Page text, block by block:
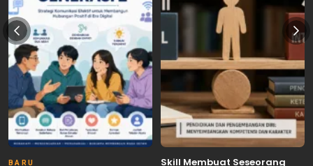
BARU
Skill Membuat Seseorang